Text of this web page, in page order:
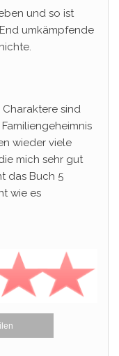
und so ist
umkämpfende
sind
wieder viele
mich sehr gut
das Buch 5
wie es